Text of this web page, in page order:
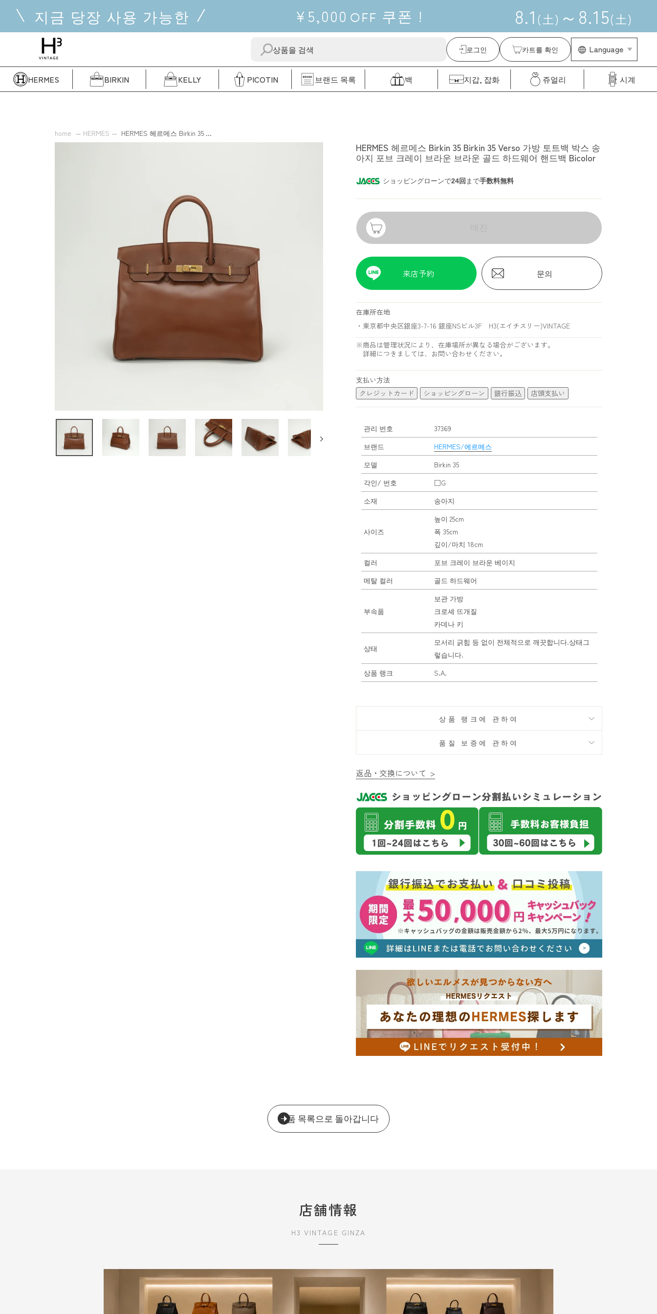
다
지금 당장 사용 가능한 ¥5,000 OFF 쿠폰 ! 8.1 (土) ～ 8.15(土)
보
다
"닫
로그인 카트를 확인 Language
HERMES BIRKIN KELLY PICOTIN 브랜드 목록 백 지갑, 잡화 쥬얼리 시계
home HERMES HERMES 헤르메스 Birkin 35 ...
HERMES 헤르메스 Birkin 35 Birkin 35 Verso 가방 토트백 박스 송
아지 포브 크레이 브라운 브라운 골드 하드웨어 핸드백 Bicolor
ショッピングローンで24回 まで手数料無料
来店予約 문의
在庫所在地
・東京都中央区銀座3-7-16 銀座NSビル3F H3(エイチスリー)VINTAGE
※商品は管理状況により、在庫場所が異なる場合がございます。
詳細につきましては、お問い合わせください。
支払い方法
クレジットカード
ショッピングローン 銀行振込 店頭支払い
관리 번호
37369
브랜드
HERMES/에르메스
모델
Birkin 35
각인/ 번호
□G
소재
송아지
사이즈
높이 25cm
폭 35cm
깊이/마치 18cm
컬러
포브 크레이 브라운 베이지
메탈 컬러
골드 하드웨어
부속품
보관 가방
크로셰 뜨개질
카데나 키
상태
모서리 긁힘 등 없이 전체적으로 깨끗합니다.상태그
렇습니다.
상품 랭크
S.A.
상품 랭크에 관하여
품질 보증에 관하여
返品・交換について >
제품 목록으로 돌아갑니다
店舗情報
H3 VINTAGE GINZA